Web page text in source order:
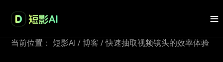
当前位置： 短影AI / 博客 / 快速抽取视频镜头的效率体验